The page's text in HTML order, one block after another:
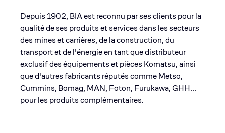
Depuis 1902, BIA est reconnu par ses clients pour la
qualité de ses produits et services dans les secteurs
des mines et carrières, de la construction, du
transport et de l'énergie en tant que distributeur
exclusif des équipements et pièces Komatsu, ainsi
que d'autres fabricants réputés comme Metso,
Cummins, Bomag, MAN, Foton, Furukawa, GHH...
pour les produits complémentaires.